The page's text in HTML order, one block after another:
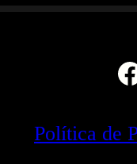
Política de